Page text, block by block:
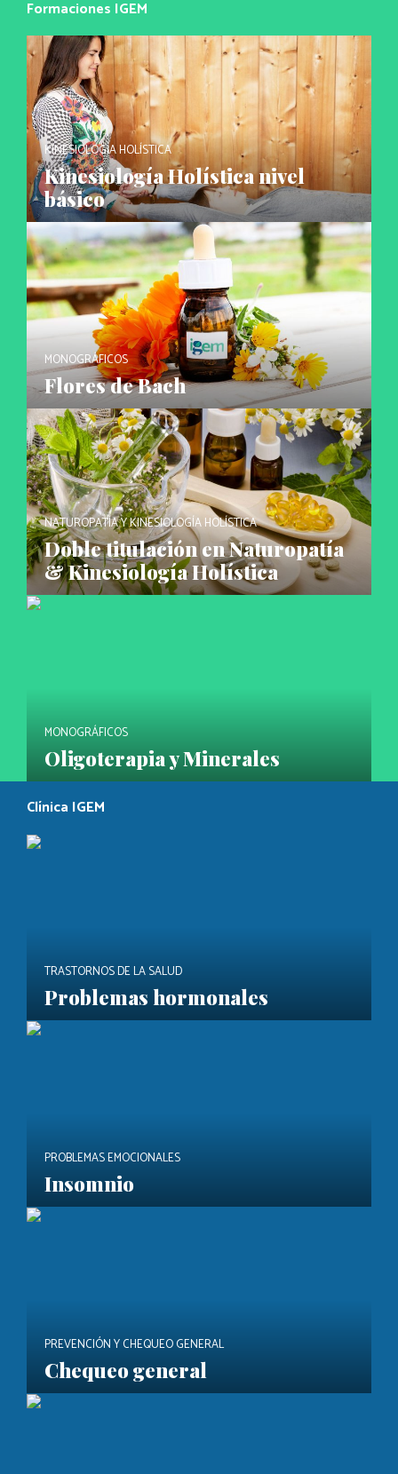
Formaciones IGEM
KINESIOLOGÍA HOLÍSTICA
Kinesiología Holística nivel
básico
MONOGRÁFICOS
Flores de Bach
NATUROPATÍA Y KINESIOLOGÍA HOLÍSTICA
Doble titulación en Naturopatía
& Kinesiología Holística
MONOGRÁFICOS
Oligoterapia y Minerales
Clínica IGEM
TRASTORNOS DE LA SALUD
Problemas hormonales
PROBLEMAS EMOCIONALES
Insomnio
PREVENCIÓN Y CHEQUEO GENERAL
Chequeo general